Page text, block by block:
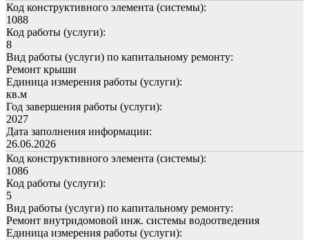
Код конструктивного элемента (системы):
1088
Код работы (услуги):
8
Вид работы (услуги) по капитальному ремонту:
Ремонт крыши
Единица измерения работы (услуги):
кв.м
Год завершения работы (услуги):
2027
Дата заполнения информации:
26.06.2026
Код конструктивного элемента (системы):
1086
Код работы (услуги):
5
Вид работы (услуги) по капитальному ремонту:
Ремонт внутридомовой инж. системы водоотведения
Единица измерения работы (услуги):